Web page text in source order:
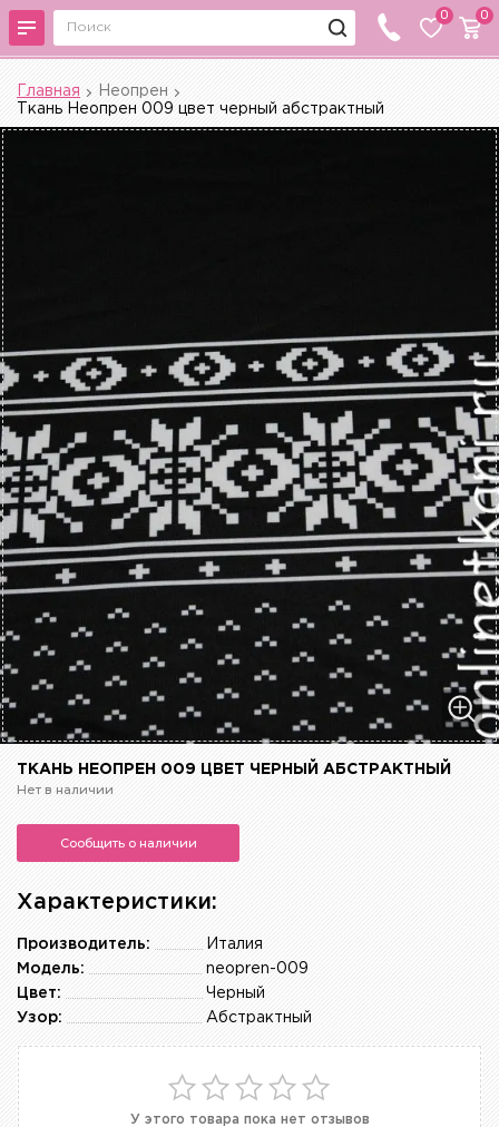
0 0
Главная
Неопрен
Ткань Неопрен 009 цвет черный абстрактный
ТКАНЬ НЕОПРЕН 009 ЦВЕТ ЧЕРНЫЙ АБСТРАКТНЫЙ
Нет в наличии
Сообщить о наличии
Характеристики:
Италия
Производитель:
neopren-009
Модель:
Черный
Цвет:
Абстрактный
Узор:
У этого товара пока нет отзывов